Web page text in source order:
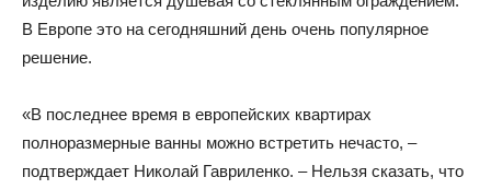
В Европе это на сегодняшний день очень популярное
решение.
«В последнее время в европейских квартирах
полноразмерные ванны можно встретить нечасто, –
подтверждает Николай Гавриленко. – Нельзя сказать, что